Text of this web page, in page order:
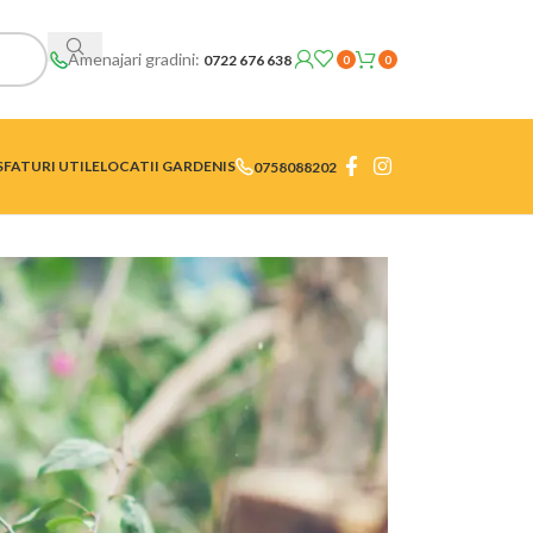
Amenajari gradini: 0722 676 638 0 0
UTILELOCATII GARDENIS 0758088202